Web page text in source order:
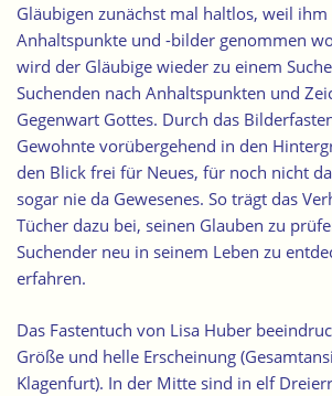
Gläubigen zunächst mal haltlos, weil
Anhaltspunkte und -bilder genommen
wird der Gläubige wieder zu einem
Suchenden nach Anhaltspunkten und
Gegenwart Gottes. Durch das
Gewohnte vorübergehend in den
den Blick frei für Neues, für noch nicht
sogar nie da Gewesenes. So trägt das
Tücher dazu bei, seinen Glauben zu
Suchender neu in seinem Leben zu
erfahren.
Das Fastentuch von Lisa Huber
Größe und helle Erscheinung (
Klagenfurt). In der Mitte sind in elf